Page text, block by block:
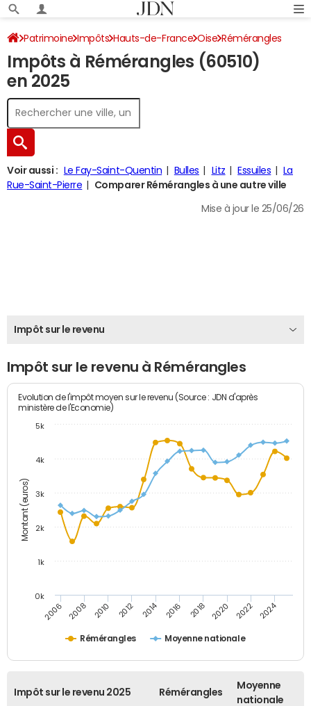
Patrimoine Impôts Hauts-de-France Oise Rémérangles
Impôt sur le revenu
Impôts à Rémérangles (60510)
en 2025
Voir aussi : Le Fay-Saint-Quentin Bulles Litz Essuiles
La
Rue-Saint-Pierre
Comparer Rémérangles à une autre ville
Mise à jour le 25/06/26
Impôt sur le revenu
Impôt sur le revenu à Rémérangles
Montant (euros)
Evolution de l'impôt moyen sur le revenu (Source : JDN d'après
ministère de l'Economie)
Rémérangles Moyenne nationale
2006 2008 2010 2012 2014 2016 2018 2020 2022 2024
0k
1k
2k
3k
4k
5k
Impôt sur le revenu 2025 Rémérangles
Moyenne
nationale